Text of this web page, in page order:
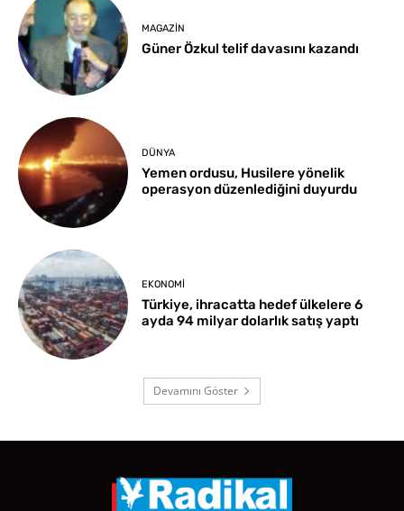
MAGAZIN
Güner Özkul telif davasını kazandı
DÜNYA
Yemen ordusu, Husilere yönelik
operasyon düzenlediğini duyurdu
EKONOMI
Türkiye, ihracatta hedef ülkelere 6
ayda 94 milyar dolarlık satış yaptı
Devamını Göster